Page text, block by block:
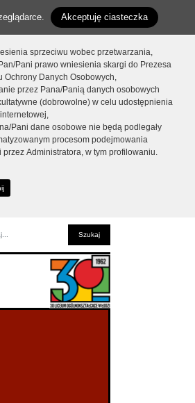
Akceptuję ciasteczka
sprzeciwu wobec przetwarzania,
Pani prawo wniesienia skargi do Prezesa
Ochrony Danych Osobowych,
przez Pana/Panią danych osobowych
(dobrowolne) w celu udostępnienia
Pani dane osobowe nie będą podlegały
procesom podejmowania
przez Administratora, w tym profilowaniu.